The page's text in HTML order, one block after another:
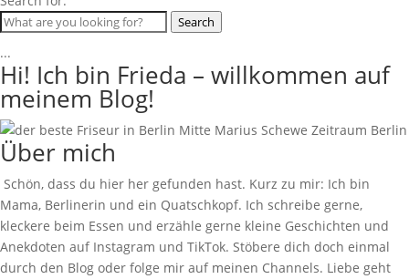
Search
...
Hi! Ich bin Frieda – willkommen auf
meinem Blog!
Über mich
Schön, dass du hier her gefunden hast. Kurz zu mir: Ich bin
Mama, Berlinerin und ein Quatschkopf. Ich schreibe gerne,
kleckere beim Essen und erzähle gerne kleine Geschichten und
Anekdoten auf Instagram und TikTok. Stöbere dich doch einmal
durch den Blog oder folge mir auf meinen Channels. Liebe geht